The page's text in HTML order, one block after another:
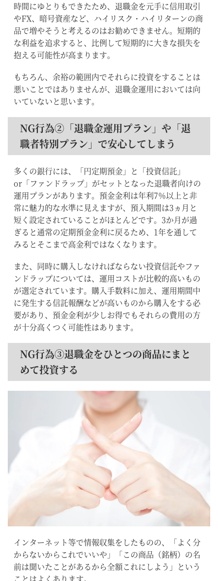
時間にゆとりもできたため、退職金を元手に信用取引
やFX、暗号資産など、ハイリスク・ハイリターンの商
品で増やそうと考えるのはお勧めできません。短期的
な利益を追求すると、比例して短期的に大きな損失を
抱える可能性が高まります。
もちろん、余裕の範囲内でそれらに投資をすることは
悪いことではありませんが、退職金運用においては向
いていないと思います。
NG行為②「退職金運用プラン」や「退
職者特別プラン」で安心してしまう
多くの銀行には、「円定期預金」と「投資信託」
or「ファンドラップ」がセットとなった退職者向けの
運用プランがあります。預金金利は年利7％以上と非
常に魅力的な水準に見えますが、預入期間は3ヵ月と
短く設定されていることがほとんどです。3か月が過
ぎると通常の定期預金金利に戻るため、1年を通して
みるとそこまで高金利ではなくなります。
また、同時に購入しなければならない投資信託やファ
ンドラップについては、運用コストが比較的高いもの
が選定されています。購入手数料に加え、運用期間中
に発生する信託報酬などが高いものから購入をする必
要があり、預金金利が少しお得でもそれらの費用の方
が十分高くつく可能性はあります。
NG行為③退職金をひとつの商品にまと
めて投資する
インターネット等で情報収集をしたものの、「よく分
からないからこれでいいや」「この商品（銘柄）の名
前は聞いたことがあるから全額これにしよう」という
ことはよくあります。